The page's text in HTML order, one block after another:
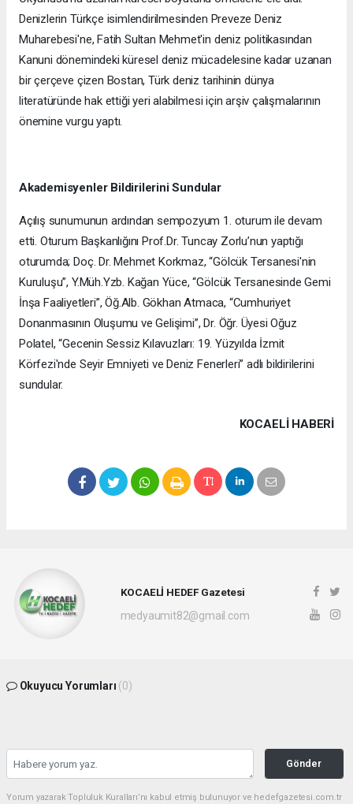
Denizlerin Türkçe isimlendirilmesinden Preveze Deniz
Muharebesi'ne, Fatih Sultan Mehmet'in deniz politikasından
Kanuni dönemindeki küresel deniz mücadelesine kadar uzanan
bir çerçeve çizen Bostan, Türk deniz tarihinin dünya
literatüründe hak ettiği yeri alabilmesi için arşiv çalışmalarının
önemine vurgu yaptı.
Akademisyenler Bildirilerini Sundular
Açılış sunumunun ardından sempozyum 1. oturum ile devam
etti. Oturum Başkanlığını Prof.Dr. Tuncay Zorlu’nun yaptığı
oturumda; Doç. Dr. Mehmet Korkmaz, “Gölcük Tersanesi'nin
Kuruluşu”, Y.Müh.Yzb. Kağan Yüce, “Gölcük Tersanesinde Gemi
İnşa Faaliyetleri”, Öğ.Alb. Gökhan Atmaca, “Cumhuriyet
Donanmasının Oluşumu ve Gelişimi”, Dr. Öğr. Üyesi Oğuz
Polatel, “Gecenin Sessiz Kılavuzları: 19. Yüzyılda İzmit
Körfezi'nde Seyir Emniyeti ve Deniz Fenerleri” adlı bildirilerini
sundular.
KOCAELI HABERİ
KOCAELİ HEDEF Gazetesi
medyaumit82@gmail.com
Okuyucu Yorumları (0)
Gönder
Yorum yazarak Topluluk Kuralları’nı kabul etmiş bulunuyor ve hedefgazetesi.com.tr